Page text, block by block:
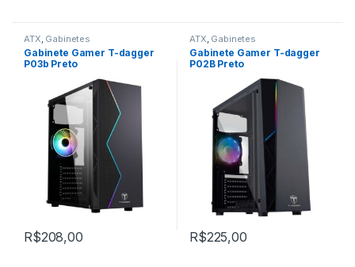
ATX Gabinetes
Gabinete Gamer T-dagger
P03b Preto
R$208,00
ATX Gabinetes
Gabinete Gamer T-dagger
P02B Preto
R$225,00